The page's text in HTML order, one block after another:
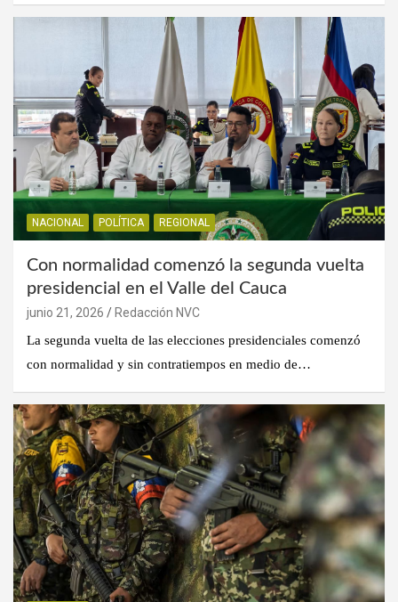
NACIONAL POLÍTICA REGIONAL
Con normalidad comenzó la segunda vuelta
presidencial en el Valle del Cauca
junio 21, 2026
Redacción NVC
La segunda vuelta de las elecciones presidenciales comenzó
con normalidad y sin contratiempos en medio de…